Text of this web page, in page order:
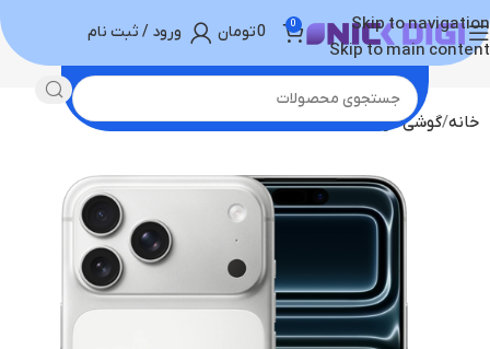
Skip to navigation
Skip to main content
0
0تومان ورود / ثبت نام
خانه گوشی موبایل خرید آیفون